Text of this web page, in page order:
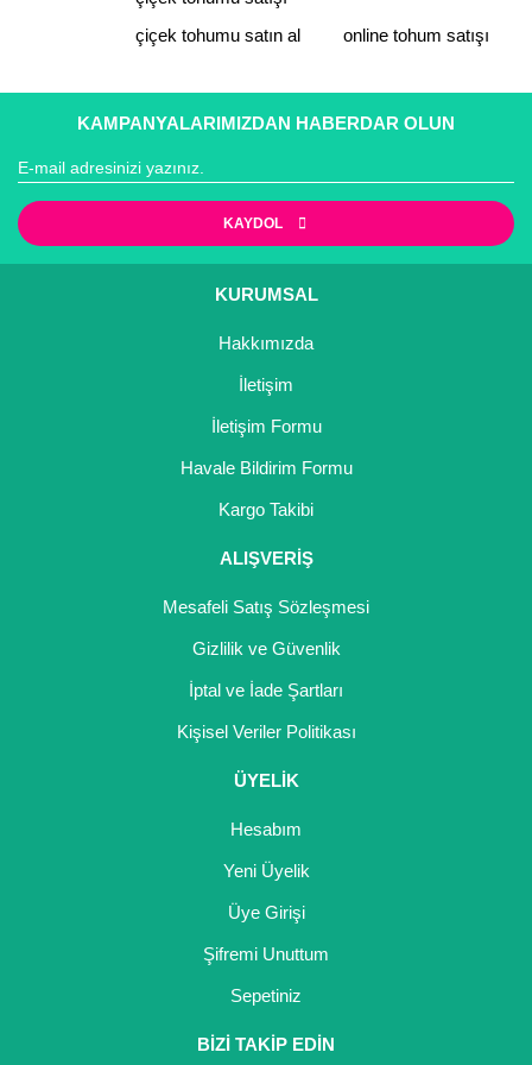
Gönder
çiçek tohumu satın al
online tohum satışı
KAMPANYALARIMIZDAN HABERDAR OLUN
KAYDOL
KURUMSAL
Hakkımızda
İletişim
İletişim Formu
Havale Bildirim Formu
Kargo Takibi
ALIŞVERİŞ
Mesafeli Satış Sözleşmesi
Gizlilik ve Güvenlik
İptal ve İade Şartları
Kişisel Veriler Politikası
ÜYELİK
Hesabım
Yeni Üyelik
Üye Girişi
Şifremi Unuttum
Sepetiniz
BİZİ TAKİP EDİN